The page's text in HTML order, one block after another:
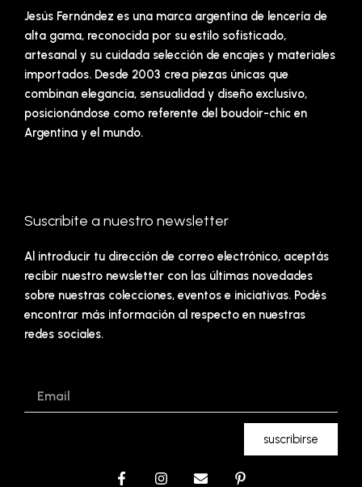
Jesús Fernández es una marca argentina de lencería de
alta gama, reconocida por su estilo sofisticado,
artesanal y su cuidada selección de encajes y materiales
importados. Desde 2003 crea piezas únicas que
combinan elegancia, sensualidad y diseño exclusivo,
posicionándose como referente del boudoir-chic en
Argentina y el mundo.
Suscribite a nuestro newsletter
Al introducir tu dirección de correo electrónico, aceptás
recibir nuestro newsletter con las últimas novedades
sobre nuestras colecciones, eventos e iniciativas. Podés
encontrar más información al respecto en nuestras
redes sociales.
suscribirse
F
I
E
P